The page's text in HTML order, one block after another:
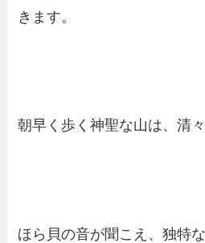
きます。
朝早く歩く神聖な山は、清々
ほら貝の音が聞こえ、独特